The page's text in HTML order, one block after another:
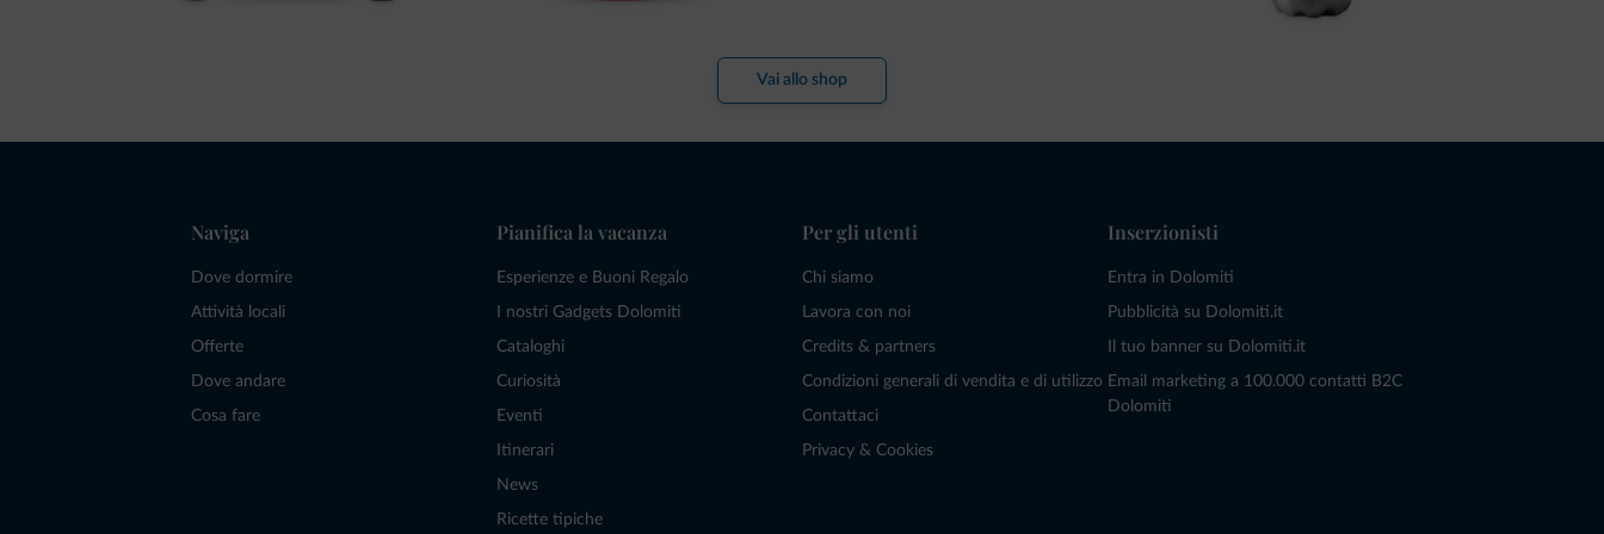
Vai allo shop
Naviga
Dove dormire
Attività locali
Offerte
Dove andare
Cosa fare
Pianifica la vacanza
Esperienze e Buoni Regalo
I nostri Gadgets Dolomiti
Cataloghi
Curiosità
Eventi
Itinerari
News
Ricette tipiche
Per gli utenti
Chi siamo
Lavora con noi
Credits & partners
Condizioni generali di vendita e di utilizzo
Contattaci
Privacy & Cookies
Inserzionisti
Entra in Dolomiti
Pubblicità su Dolomiti.it
Il tuo banner su Dolomiti.it
Email marketing a 100.000 contatti B2C
Dolomiti